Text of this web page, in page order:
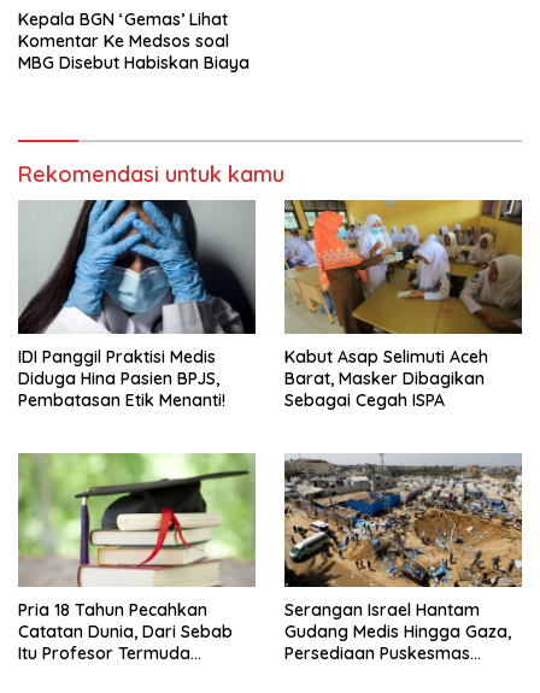
Kepala BGN ‘Gemas’ Lihat
Komentar Ke Medsos soal
MBG Disebut Habiskan Biaya
Rekomendasi untuk kamu
IDI Panggil Praktisi Medis
Diduga Hina Pasien BPJS,
Pembatasan Etik Menanti!
Kabut Asap Selimuti Aceh
Barat, Masker Dibagikan
Sebagai Cegah ISPA
Pria 18 Tahun Pecahkan
Catatan Dunia, Dari Sebab
Itu Profesor Termuda
Serangan Israel Hantam
Gudang Medis Hingga Gaza,
Persediaan Puskesmas